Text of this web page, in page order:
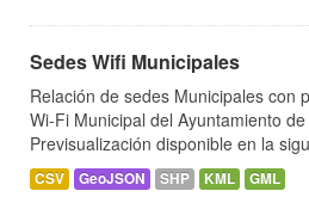
Sedes Wifi Municipales
Relación de sedes Municipales con
Wi-Fi Municipal del Ayuntamiento de
Previsualización disponible en la
CSV GeoJSON SHP KML GML